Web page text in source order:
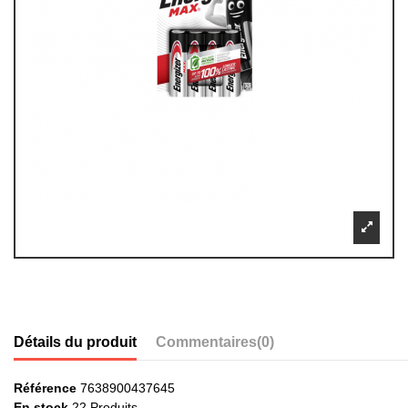
Détails du produit Commentaires(0)
Référence 7638900437645